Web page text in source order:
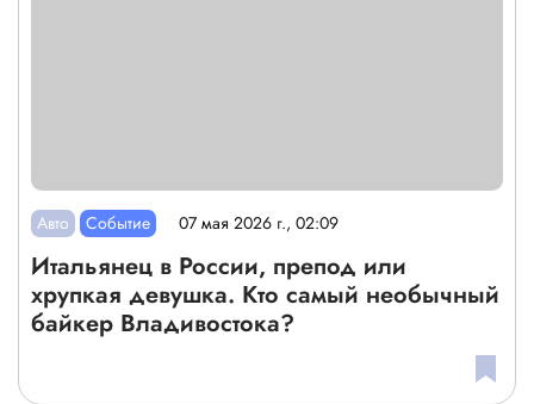
Авто Событие 07 мая 2026 г., 02:09
Итальянец в России, препод или
хрупкая девушка. Кто самый необычный
байкер Владивостока?